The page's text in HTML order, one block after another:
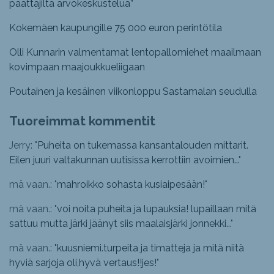
päättäjiltä arvokeskustelua”
Kokemäen kaupungille 75 000 euron perintötila
Olli Kunnarin valmentamat lentopallomiehet maailmaan
kovimpaan maajoukkueliigaan
Poutainen ja kesäinen viikonloppu Sastamalan seudulla
Tuoreimmat kommentit
Jerry: "Puheita on tukemassa kansantalouden mittarit.
Eilen juuri valtakunnan uutisissa kerrottiin avoimien..."
mä vaan.: "mahroikko sohasta kusiaipesään!"
mä vaan.: "voi noita puheita ja lupauksia! lupaillaan mitä
sattuu mutta järki jäänyt siis maalaisjärki jonnekki..."
mä vaan.: "kuusniemi.turpeita ja timatteja ja mitä niitä
hyviä sarjoja oli,hyvä vertaus!!jes!"